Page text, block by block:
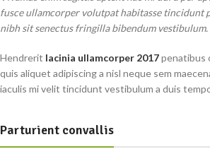
fusce ullamcorper volutpat habitasse tincidunt
nibh sit senectus fringilla bibendum vestibulum.
Hendrerit lacinia ullamcorper 2017penatibus
quis aliquet adipiscing a nisl neque sem
iaculis mi velit tincidunt vestibulum a duis
Parturient convallis